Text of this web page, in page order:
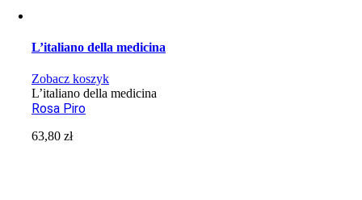
L’italiano della medicina
Zobacz koszyk
L’italiano della medicina
Rosa Piro
63,80zł